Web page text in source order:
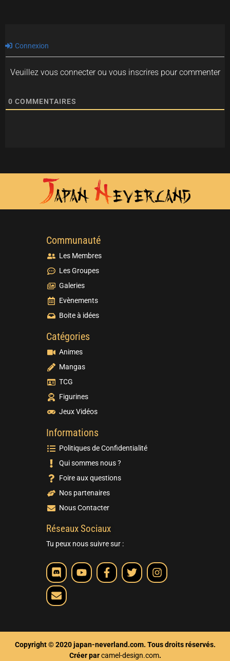
Connexion
Veuillez vous connecter ou vous inscrires pour commenter
0 COMMENTAIRES
Communauté
Les Membres
Les Groupes
Galeries
Evènements
Boite à idées
Catégories
Animes
Mangas
TCG
Figurines
Jeux Vidéos
Informations
Politiques de Confidentialité
Qui sommes nous ?
Foire aux questions
Nos partenaires
Nous Contacter
Réseaux Sociaux
Tu peux nous suivre sur :
Copyright © 2020 japan-neverland.com. Tous droits réservés.
Créer parcamel-design.com.